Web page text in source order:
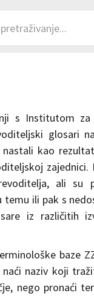
s Institutom
glosari
kao
ali su
ili pak s
iz različitih
baze
naziv koji
nego pronaći